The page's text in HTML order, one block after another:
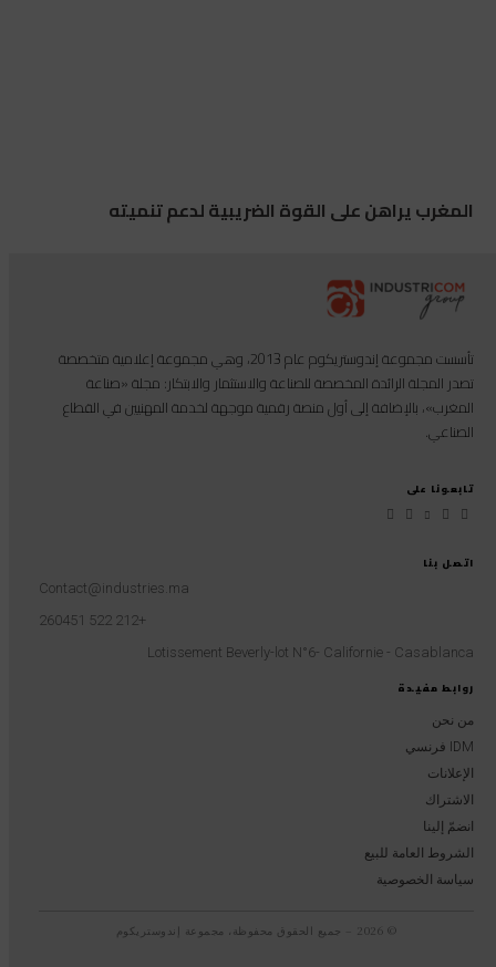
المغرب يراهن على القوة الضريبية لدعم تنميته
روابط مفيدة
من نحن
IDM فرنسي
الإعلانات
الاشتراك
انضمّ إلينا
الشروط العامة للبيع
سياسة الخصوصية
اتصل بنا
Contact@industries.ma
+212 522 260451
Lotissement Beverly-lot N°6- Californie - Casablanca
تأسست مجموعة إندوستريكوم عام 2013، وهي مجموعة إعلامية متخصصة
تصدر المجلة الرائدة المخصصة للصناعة والاستثمار والابتكار: مجلة «صناعة
المغرب»، بالإضافة إلى أول منصة رقمية موجهة لخدمة المهنيين في القطاع
الصناعي.
تابعونا على
© 2026 – جميع الحقوق محفوظة، مجموعة إندوستريكوم